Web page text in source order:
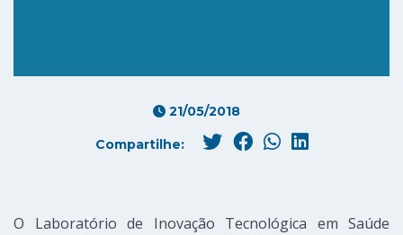
21/05/2018
Compartilhe:
O Laboratório de Inovação Tecnológica em Saúde